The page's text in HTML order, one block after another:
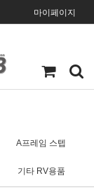
마이페이지
A프레임 스텝
기타 RV용품